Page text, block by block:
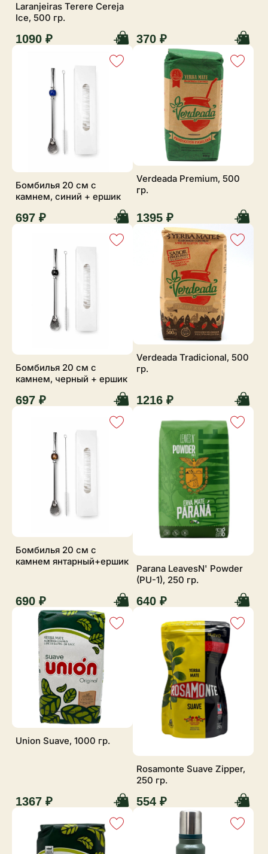
Laranjeiras Terere Cereja
Ice, 500 гр.
1090 ₽ 370 ₽
Бомбилья 20 см с
камнем, синий + ершик
697 ₽
Verdeada Premium, 500
гр.
1395 ₽
Бомбилья 20 см с
камнем, черный + ершик
697 ₽
Verdeada Tradicional, 500
гр.
1216 ₽
Бомбилья 20 см с
камнем янтарный+ершик
690 ₽
Parana LeavesN' Powder
(PU-1), 250 гр.
640 ₽
Union Suave, 1000 гр.
1367 ₽
Rosamonte Suave Zipper,
250 гр.
554 ₽